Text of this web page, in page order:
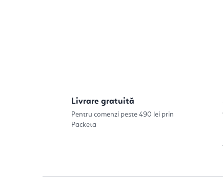
Livrare gratuită
Pentru comenzi peste 490 lei prin
Packeta